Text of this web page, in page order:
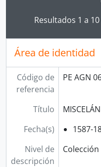
[Colección]
Resultados 1 a
Área de identidad
Código de
referencia
PE AGN
Título
Fecha(s)
1587-
Nivel de
descripción
Colección